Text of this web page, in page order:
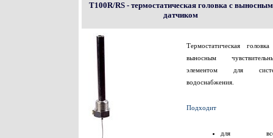
T100R/RS - термостатическая головка с выносным
датчиком
Термостатическая
выносным
элементом для
водоснабжения.
Подходит
для